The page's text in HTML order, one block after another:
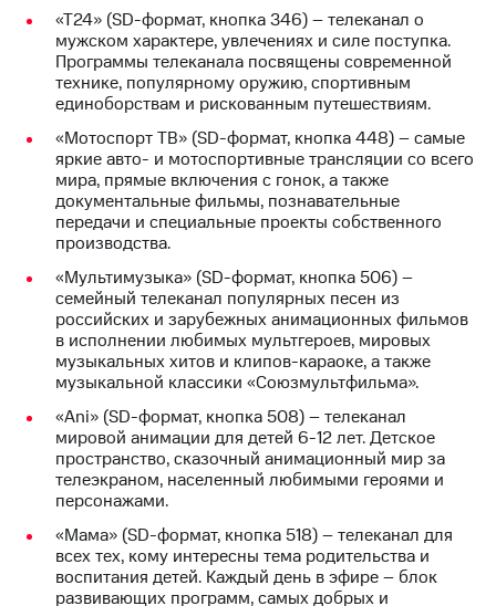
Акции
Домашний
интернет
ТВ
Спутниковое
ТВ
Домашний
телефон
Перейти
в МТС
со своим
номером
Поддержка
и подписки
МТС
Premium
Подписка
на гигабайты
интернета,
МТС
Premium
Подписка
на гигабайты
интернета,
фильмы,
музыка
и многое
другое
Семейная
группа
Скидка
на тарифы,
общие
и услуги,
доступ
к геолокации
Сертификаты
безопасности
Всё
под
«Т24» (SD-формат, кнопка 346) – телеканал о
мужском характере, увлечениях и силе поступка.
Программы телеканала посвящены современной
технике, популярному оружию, спортивным
единоборствам и рискованным путешествиям.
«Мотоспорт ТВ» (SD-формат, кнопка 448) – самые
яркие авто- и мотоспортивные трансляции со всего
мира, прямые включения с гонок, а также
документальные фильмы, познавательные
передачи и специальные проекты собственного
производства.
«Мультимузыка» (SD-формат, кнопка 506) –
семейный телеканал популярных песен из
российских и зарубежных анимационных фильмов
в исполнении любимых мультгероев, мировых
музыкальных хитов и клипов-караоке, а также
музыкальной классики «Союзмультфильма».
«Ani» (SD-формат, кнопка 508) – телеканал
мировой анимации для детей 6-12 лет. Детское
пространство, сказочный анимационный мир за
телеэкраном, населенный любимыми героями и
персонажами.
«Мама» (SD-формат, кнопка 518) – телеканал для
всех тех, кому интересны тема родительства и
воспитания детей. Каждый день в эфире – блок
развивающих программ, самых добрых и